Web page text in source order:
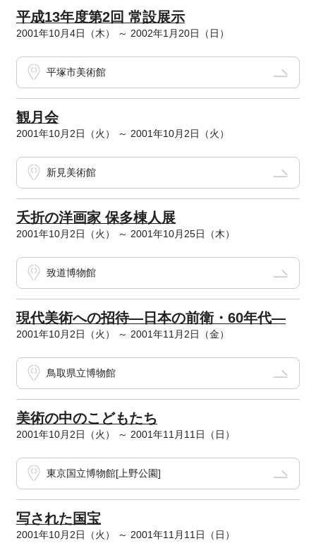
平成13年度第2回 常設展示
2001年10月4日（木） ～ 2002年1月20日（日）
平塚市美術館
観月会
2001年10月2日（火） ～ 2001年10月2日（火）
新見美術館
夭折の洋画家 保多棟人展
2001年10月2日（火） ～ 2001年10月25日（木）
致道博物館
現代美術への招待―日本の前衛・60年代―
2001年10月2日（火） ～ 2001年11月2日（金）
鳥取県立博物館
美術の中のこどもたち
2001年10月2日（火） ～ 2001年11月11日（日）
東京国立博物館[上野公園]
写された国宝
2001年10月2日（火） ～ 2001年11月11日（日）